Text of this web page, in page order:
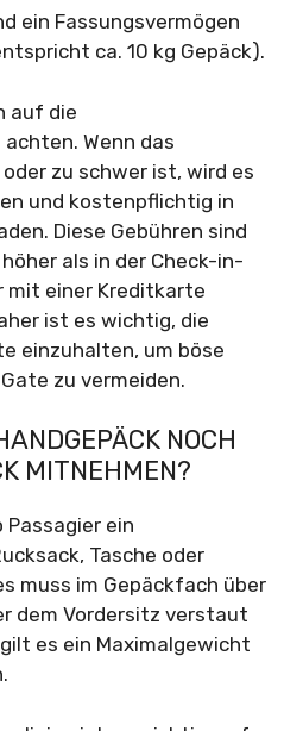
ein Fassungsvermögen
ca. 10 kg Gepäck).
auf die
Wenn das
zu schwer ist, wird es
und kostenpflichtig in
Diese Gebühren sind
als in der Check-in-
mit einer Kreditkarte
ist es wichtig, die
einzuhalten, um böse
zu vermeiden.
NOCH
MITNEHMEN?
Passagier ein
Tasche oder
muss im Gepäckfach über
dem Vordersitz verstaut
es ein Maximalgewicht